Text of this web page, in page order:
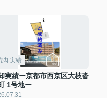
却実績
実績ー京都市西京区大枝沓
1号地ー